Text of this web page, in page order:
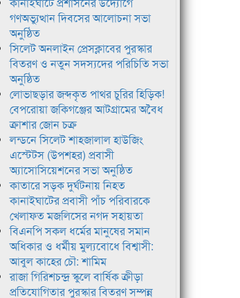
গণঅভ্যুত্থান দিবসের আলোচনা সভা
অনুষ্ঠিত
সিলেট অনলাইন প্রেসক্লাবের পুরস্কার
বিতরণ ও নতুন সদস্যদের পরিচিতি সভা
অনুষ্ঠিত
লোভাছড়ার জব্দকৃত পাথর চুরির হিড়িক!
বেপরোয়া জকিগঞ্জের আটগ্রামের অবৈধ
ক্রাশার জোন চক্র
লন্ডনে সিলেট শাহজালাল হাউজিং
এস্টেটস (উপশহর) প্রবাসী
অ্যাসোসিয়েশনের সভা অনুষ্ঠিত
কাতারে সড়ক দুর্ঘটনায় নিহত
কানাইঘাটের প্রবাসী পাঁচ পরিবারকে
খেলাফত মজলিসের নগদ সহায়তা
বিএনপি সকল ধর্মের মানুষের সমান
অধিকার ও ধর্মীয় মুল্যবোধে বিশ্বাসী:
আবুল কাহের চৌ: শামিম
রাজা গিরিশচন্দ্র স্কুলে বার্ষিক ক্রীড়া
প্রতিযোগিতার পুরস্কার বিতরণ সম্পন্ন